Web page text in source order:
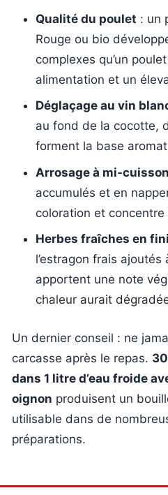
Qualité du poulet : un
Rouge ou bio
complexes qu’un
alimentation et un
Déglaçage au vin
au fond de la cocotte,
forment la base
Arrosage à mi-cuisson
accumulés et en
coloration et concentre
Herbes fraîches en
l’estragon frais
apportent une note
chaleur aurait
Un dernier conseil : ne
carcasse après le repas.
dans 1 litre d’eau froide
oignon produisent un
utilisable dans de
préparations.